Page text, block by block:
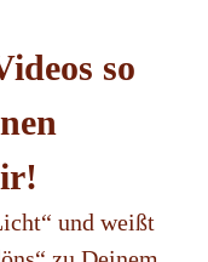
so
und weißt